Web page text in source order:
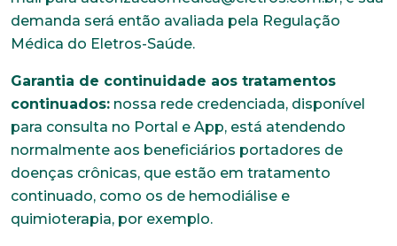
demanda será então avaliada pela Regulação
Médica do Eletros-Saúde.
Garantia de continuidade aos tratamentos
continuados: nossa rede credenciada, disponível
para consulta no Portal e App, está atendendo
normalmente aos beneficiários portadores de
doenças crônicas, que estão em tratamento
continuado, como os de hemodiálise e
quimioterapia, por exemplo.